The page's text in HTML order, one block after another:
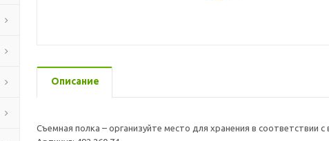
Описание
Съемная полка – организуйте место для хранения в соответствии